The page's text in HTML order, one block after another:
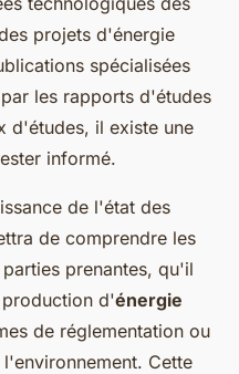
projets d'énergie
spécialisées
les rapports d'études
d'études, il existe une
informé.
de l'état des
de comprendre les
prenantes, qu'il
d'énergie
de réglementation ou
Cette